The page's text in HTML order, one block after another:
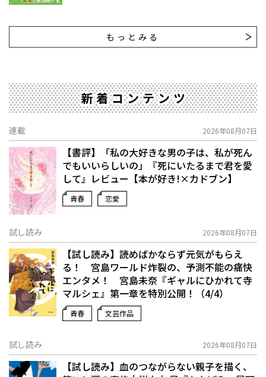
もっとみる
新着コンテンツ
連載 2026年08月07日
【書評】「私の大好きな男の子は、私が死ん
でもいいらしいの」――『死にいたるまで君を愛
して』レビュー【本が好き!×カドブン】
青春 恋愛
試し読み 2026年08月07日
【試し読み】読めばかならず元気がもらえ
る！ 宮島ワールド炸裂の、予測不能の痛快
エンタメ！ 宮島未奈『ギャルにひかれて寺
マルシェ』第一章を特別公開！（4/4）
青春 文芸作品
試し読み 2026年08月07日
【試し読み】血のつながらない親子を描く、